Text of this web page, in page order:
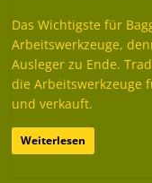
Das Wichtigste für
Arbeitswerkzeuge,
Ausleger zu Ende.
die Arbeitswerkzeuge
und verkauft.
Weiterlesen